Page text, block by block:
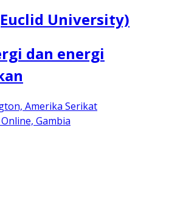
University)
dan energi
Amerika Serikat
Gambia